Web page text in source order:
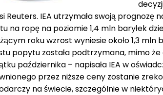
Reuters. IEA utrzymała swoją prognozę
na ropę na poziomie 1,4 mln baryłek
roku wzrost wyniesie około 1,3 mln
popytu została podtrzymana, mimo
października – napisała IEA w
przez niższe ceny zostanie
na świecie, szczególnie w